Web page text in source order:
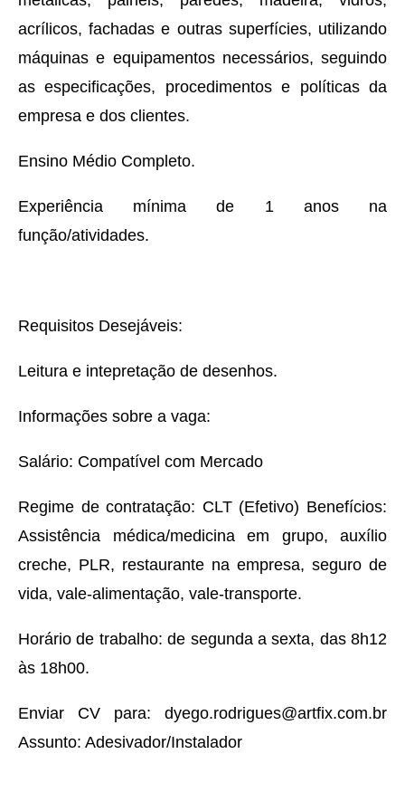
acrílicos, fachadas e outras superfícies, utilizando
máquinas e equipamentos necessários, seguindo
as especificações, procedimentos e políticas da
empresa e dos clientes.
Ensino Médio Completo.
Experiência mínima de 1 anos na
função/atividades.
Requisitos Desejáveis:
Leitura e intepretação de desenhos.
Informações sobre a vaga:
Salário: Compatível com Mercado
Regime de contratação: CLT (Efetivo) Benefícios:
Assistência médica/medicina em grupo, auxílio
creche, PLR, restaurante na empresa, seguro de
vida, vale-alimentação, vale-transporte.
Horário de trabalho: de segunda a sexta, das 8h12
às 18h00.
Enviar CV para: dyego.rodrigues@artfix.com.br
Assunto: Adesivador/Instalador